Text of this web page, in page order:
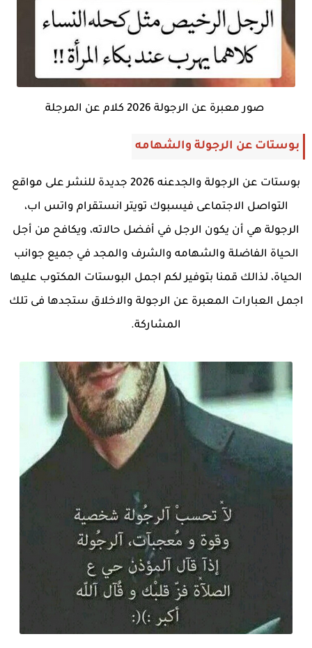
صور معبرة عن الرجولة 2026 كلام عن المرجلة
بوستات عن الرجولة والشهامه
بوستات عن الرجولة والجدعنه 2026 جديدة للنشر على مواقع
التواصل الاجتماعى فيسبوك تويتر انستقرام واتس اب،
الرجولة هي أن يكون الرجل في أفضل حالاته، ويكافح من أجل
الحياة الفاضلة والشهامه والشرف والمجد في جميع جوانب
الحياة، لذالك قمنا بتوفير لكم اجمل البوستات المكتوب عليها
اجمل العبارات المعبرة عن الرجولة والاخلاق ستجدها فى تلك
المشاركة.